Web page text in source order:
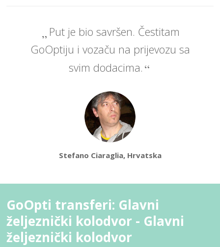
Put je bio savršen. Čestitam
GoOptiju i vozaču na prijevozu sa
svim dodacima.
Stefano Ciaraglia, Hrvatska
GoOpti transferi: Glavni
željeznički kolodvor - Glavni
željeznički kolodvor